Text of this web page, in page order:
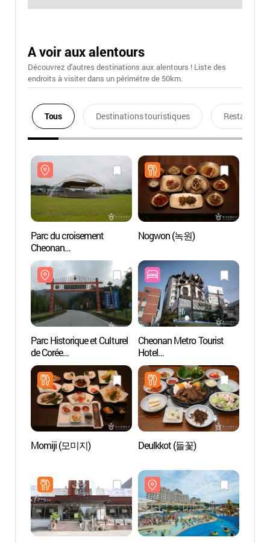
A voir aux alentours
Découvrez d'autres destinations aux alentours ! Liste des
endroits à visiter dans un périmétre de 50km.
Tous Destinations touristiques Restaurants
Parc du croisement
Cheonan
(천안삼거리공원)
Nogwon (녹원)
Parc Historique et Culturel
de Corée
(한민족역사문화공원)
Cheonan Metro Tourist
Hotel
(천안메트로관광호텔)
Momiji (모미지) Deulkkot (들꽃)